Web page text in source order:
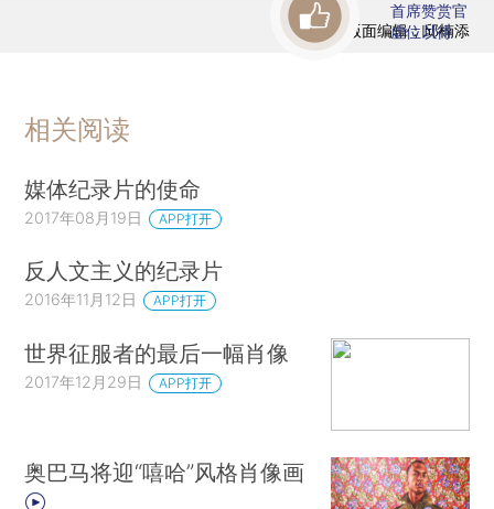
版面编辑：邱楠添
首席赞赏官
虚位以待
相关阅读
媒体纪录片的使命
2017年08月19日 APP打开
反人文主义的纪录片
2016年11月12日 APP打开
世界征服者的最后一幅肖像
2017年12月29日 APP打开
奥巴马将迎“嘻哈”风格肖像画